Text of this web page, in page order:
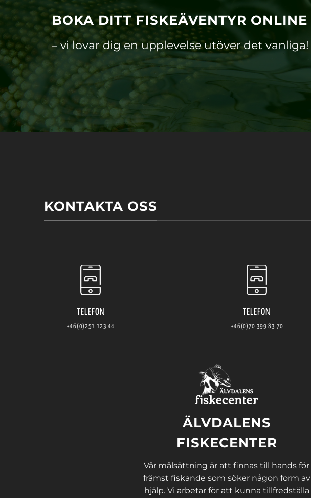
BOKA DITT FISKEÄVENTYR ONLINE
– vi lovar dig en upplevelse utöver det vanliga!
KONTAKTA OSS
TELEFON
+46(0)251 123 44
TELEFON
+46(0)70 399 83 70
ÄLVDALENS
FISKECENTER
Vår målsättning är att finnas till hands för
främst fiskande som söker någon form av
hjälp. Vi arbetar för att kunna tillfredställa